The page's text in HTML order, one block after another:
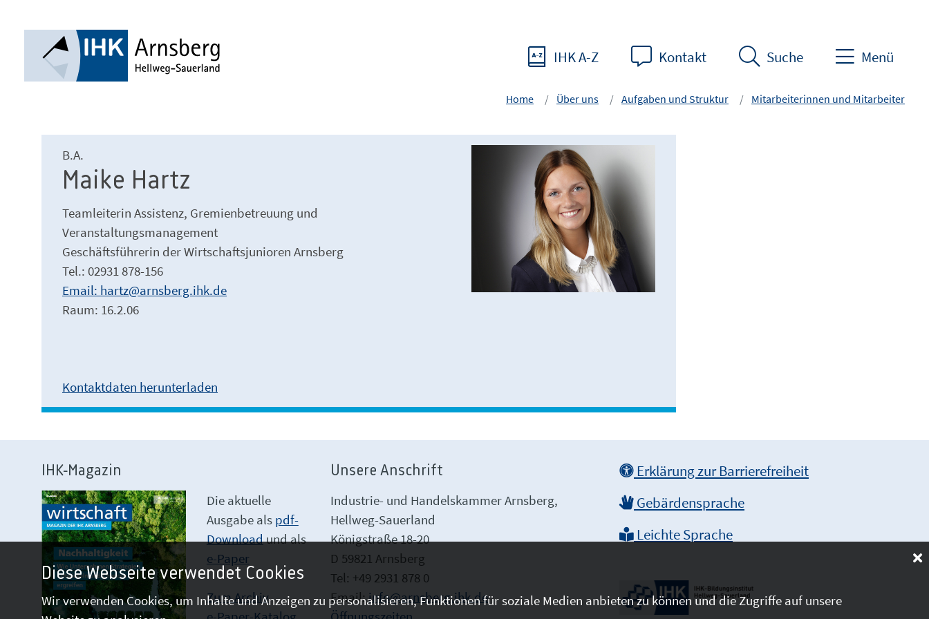
IHK A-Z Kontakt Suche Menü
Home Über uns Aufgaben und Struktur Mitarbeiterinnen und Mitarbeiter
B.A.
Maike Hartz
Teamleiterin Assistenz, Gremienbetreuung und
Veranstaltungsmanagement
Geschäftsführerin der Wirtschaftsjunioren Arnsberg
Tel.: 02931 878-156
Email: hartz@arnsberg.ihk.de
Raum: 16.2.06
Kontaktdaten herunterladen
IHK-Magazin
Die aktuelle
Ausgabe als pdf-
Downloadund als
e-Paper
Zum Archiv
Unsere Anschrift
Industrie- und Handelskammer Arnsberg,
Hellweg-Sauerland
Königstraße 18-20
D 59821 Arnsberg
Tel: +49 2931 878 0
Email:info@arnsberg.ihk.de
Erklärung zur Barrierefreiheit
Gebärdensprache
Leichte Sprache
Diese Webseite verwendet Cookies
Wir verwenden Cookies, um Inhalte und Anzeigen zu personalisieren, Funktionen für soziale Medien anbieten zu können und die Zugriffe auf unsere